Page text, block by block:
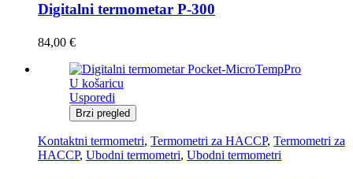
Digitalni termometar P-300
84,00 €
U košaricu
Usporedi
Brzi pregled
Kontaktni termometri, Termometri za HACCP, Termometri za
HACCP, Ubodni termometri, Ubodni termometri